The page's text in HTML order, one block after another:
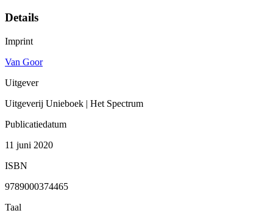
Details
Imprint
Van Goor
Uitgever
Uitgeverij Unieboek | Het Spectrum
Publicatiedatum
11 juni 2020
ISBN
9789000374465
Taal